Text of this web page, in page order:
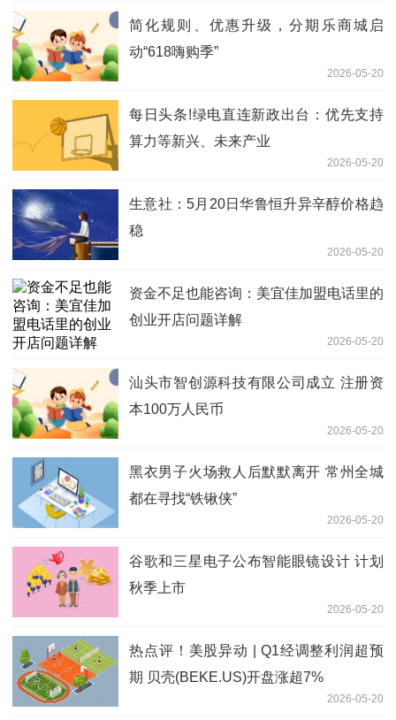
简化规则、优惠升级，分期乐商城启
动“618嗨购季”
2026-05-20
每日头条!绿电直连新政出台：优先支持
算力等新兴、未来产业
2026-05-20
生意社：5月20日华鲁恒升异辛醇价格趋
稳
2026-05-20
资金不足也能咨询：美宜佳加盟电话里的
创业开店问题详解
2026-05-20
汕头市智创源科技有限公司成立 注册资
本100万人民币
2026-05-20
黑衣男子火场救人后默默离开 常州全城
都在寻找“铁锹侠”
2026-05-20
谷歌和三星电子公布智能眼镜设计 计划
秋季上市
2026-05-20
热点评！美股异动 | Q1经调整利润超预
期 贝壳(BEKE.US)开盘涨超7%
2026-05-20